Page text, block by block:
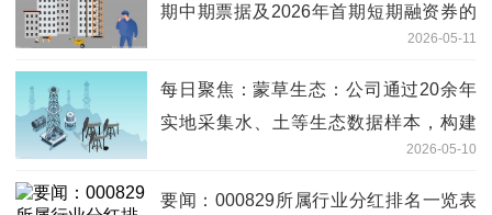
期中期票据及2026年首期短期融资券的
2026-05-11
每日聚焦：蒙草生态：公司通过20余年
实地采集水、土等生态数据样本，构建
2026-05-10
要闻：000829所属行业分红排名一览表